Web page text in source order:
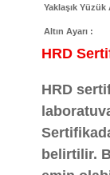
Yaklaşık Yüzük
Altın Ayarı :
HRD
HRD
belirtilir.